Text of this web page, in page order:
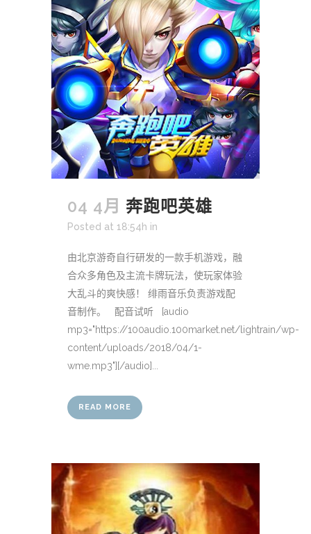
04 4月 奔跑吧英雄
Posted at 18:54h in
由北京游奇自行研发的一款手机游戏，融
合众多角色及主流卡牌玩法，使玩家体验
大乱斗的爽快感！ 绯雨音乐负责游戏配
音制作。 配音试听 [audio
mp3="https://100audio.100market.net/lightrain/wp-
content/uploads/2018/04/1-
wme.mp3"][/audio]...
READ MORE